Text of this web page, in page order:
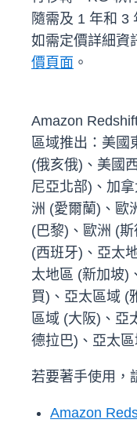
隨需及 1 年和 3
如需定價詳細資
價頁面 。
Amazon
區域推出：美國
(俄亥俄)、美國
尼亞北部)、加
洲 (愛爾蘭)、歐
(巴黎)、歐洲 (
(西班牙)、亞太
太地區 (新加坡)
買)、亞太區域 (
區域 (大阪)、亞
德拉巴)、亞太
若要著手使用，
Amazon